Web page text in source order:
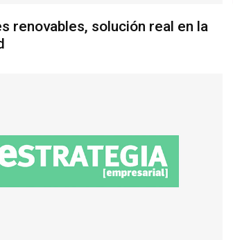
renovables, solución real en la